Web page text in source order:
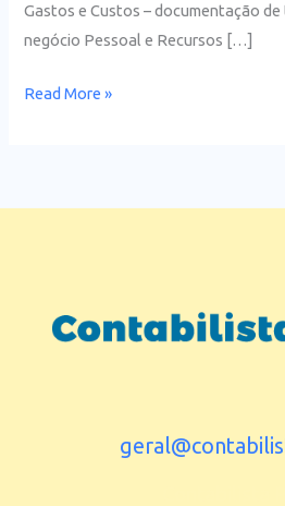
Gastos e Custos – documentação
negócio Pessoal e Recursos […]
Read More »